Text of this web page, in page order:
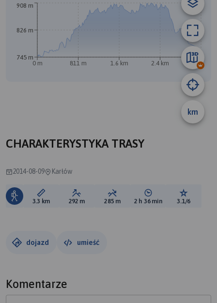
km
0 m 811 m 1.6 km 2.4 km 3.2 km
745 m
826 m
908 m
CHARAKTERYSTYKA TRASY
2014-08-09 Karłów
Długość trasy:
3.3 km Suma przewyższeń:
292 m Suma spadków:
285 m Średni czas potrzebny
2 h 36 min Ocena
3.1/6
dojazd umieść
Komentarze